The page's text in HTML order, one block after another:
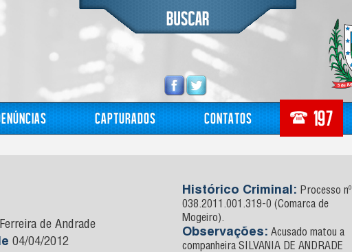
Capturados Contatos
de Andrade
04/04/2012
Histórico Criminal: Processo nº
038.2011.001.319-0 (Comarca de
Mogeiro).
Observações: Acusado matou a
companheira SILVANIA DE ANDRADE